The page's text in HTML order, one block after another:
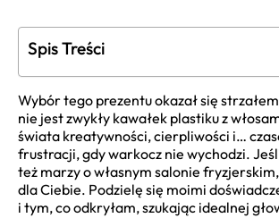
Spis Treści
Wybór tego prezentu okazał się
nie jest zwykły kawałek plastiku z
świata kreatywności, cierpliwości i…
frustracji, gdy warkocz nie wychodzi.
też marzy o własnym salonie
dla Ciebie. Podzielę się moimi
i tym, co odkryłam, szukając idealnej